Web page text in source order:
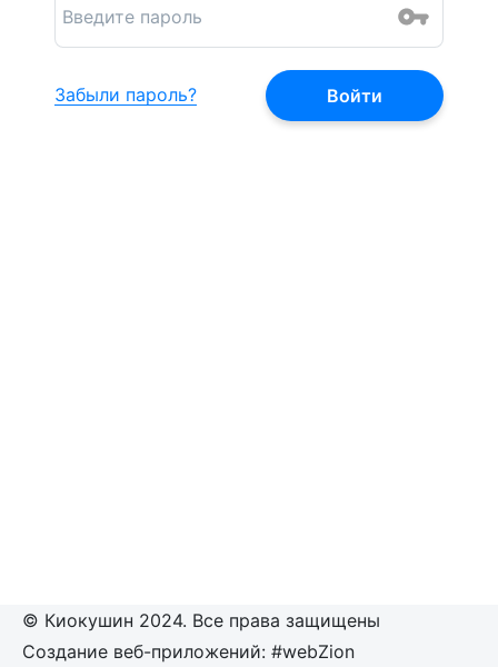
Забыли пароль?
© Киокушин 2024. Все права защищены
Создание веб-приложений: #webZion